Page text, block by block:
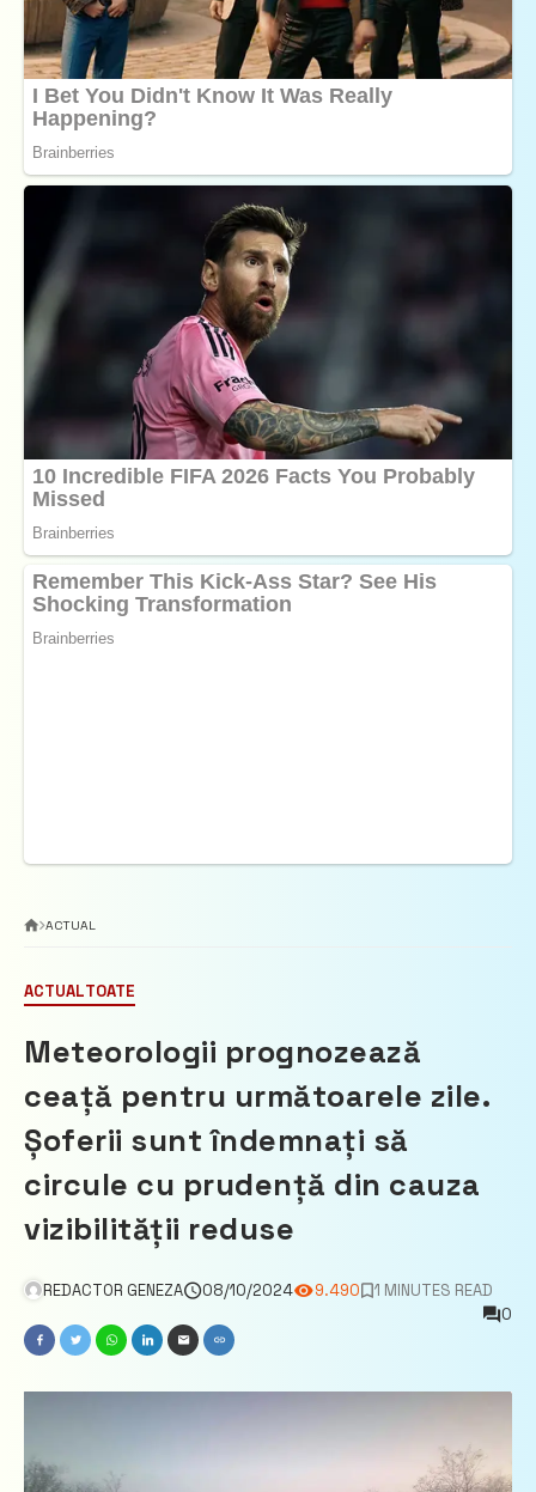
ACTUAL
ACTUALTOATE
Meteorologii prognozează
ceață pentru următoarele zile.
Șoferii sunt îndemnați să
circule cu prudență din cauza
vizibilității reduse
REDACTOR GENEZA 08/10/2024 9.490
1 MINUTES READ
0